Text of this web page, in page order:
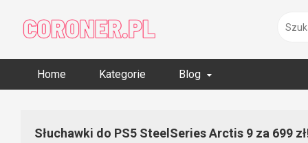
content
Home Kategorie Blog
Słuchawki do PS5 SteelSeries Arctis 9 za 699